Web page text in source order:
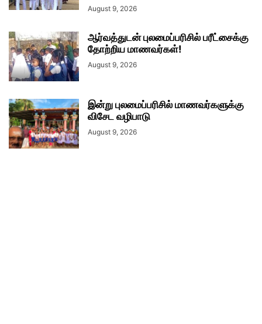
August 9, 2026
ஆர்வத்துடன் புலமைப்பரிசில் பரீட்சைக்கு
தோற்றிய மாணவர்கள்!
August 9, 2026
இன்று புலமைப்பரிசில் மாணவர்களுக்கு
விசேட வழிபாடு
August 9, 2026